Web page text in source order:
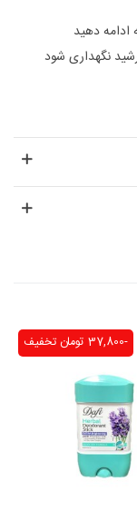
ادامه دهید
نگهداری شود
تخفیف -37,800 تومان